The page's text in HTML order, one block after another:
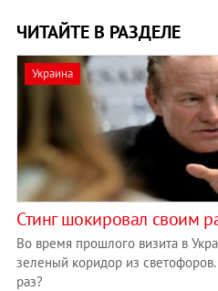
ЧИТАЙТЕ В РАЗДЕЛЕ
Украина
Стинг шокировал своим
Во время прошлого визита в
зеленый коридор из
раз?